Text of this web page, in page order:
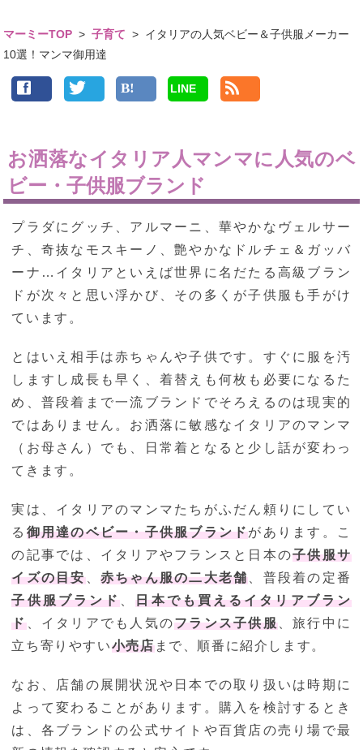
マーミーTOP >子育て > イタリアの人気ベビー＆子供服メーカー
10選！マンマ御用達
LINE
お洒落なイタリア人マンマに人気のベ
ビー・子供服ブランド
プラダにグッチ、アルマーニ、華やかなヴェルサー
チ、奇抜なモスキーノ、艶やかなドルチェ＆ガッバ
ーナ…イタリアといえば世界に名だたる高級ブラン
ドが次々と思い浮かび、その多くが子供服も手がけ
ています。
とはいえ相手は赤ちゃんや子供です。すぐに服を汚
しますし成長も早く、着替えも何枚も必要になるた
め、普段着まで一流ブランドでそろえるのは現実的
ではありません。お洒落に敏感なイタリアのマンマ
（お母さん）でも、日常着となると少し話が変わっ
てきます。
実は、イタリアのマンマたちがふだん頼りにしてい
る 御用達のベビー・子供服ブランドがあります。こ
の記事では、イタリアやフランスと日本の子供服サ
イズの目安、 赤ちゃん服の二大老舗 、普段着の定番
子供服ブランド 、日本でも買えるイタリアブラン
ド、イタリアでも人気のフランス子供服、旅行中に
立ち寄りやすい小売店まで、順番に紹介します。
なお、店舗の展開状況や日本での取り扱いは時期に
よって変わることがあります。購入を検討するとき
は、各ブランドの公式サイトや百貨店の売り場で最